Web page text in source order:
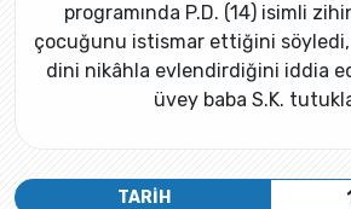
programında P.D. (14) isimli
çocuğunu istismar ettiğini söyledi,
dini nikâhla evlendirdiğini iddia
üvey baba S.K.
TARİH